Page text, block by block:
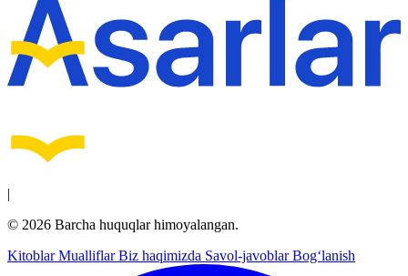
|
© 2026 Barcha huquqlar himoyalangan.
KitoblarMualliflarBiz haqimizda Savol-javoblarBog‘lanish